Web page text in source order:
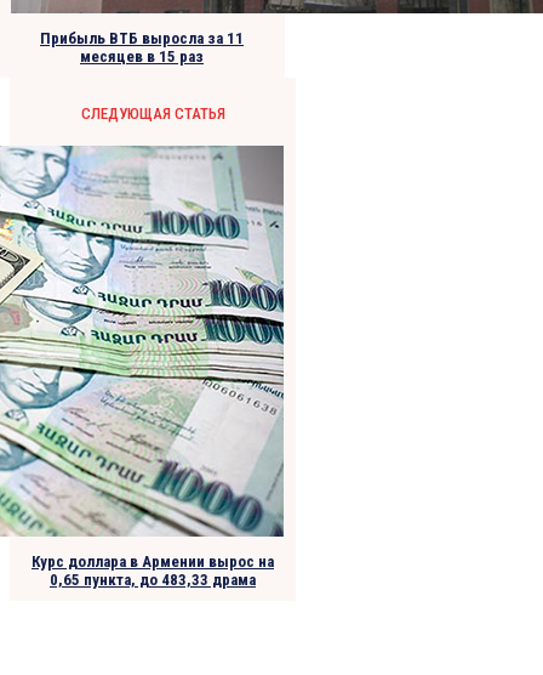
Прибыль ВТБ выросла за 11
месяцев в 15 раз
СЛЕДУЮЩАЯ СТАТЬЯ
Курс доллара в Армении вырос на
0,65 пункта, до 483,33 драма